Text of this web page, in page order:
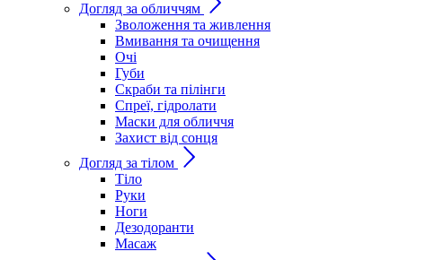
Догляд за обличчям
Зволоження та живлення
Вмивання та очищення
Очі
Губи
Скраби та пілінги
Спреї, гідролати
Маски для обличчя
Захист від сонця
Догляд за тілом
Тіло
Руки
Ноги
Дезодоранти
Масаж